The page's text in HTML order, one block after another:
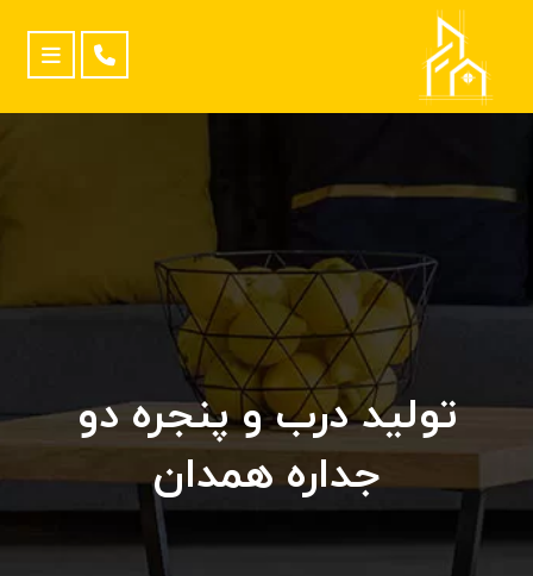
تولید درب و پنجره دو
جداره همدان